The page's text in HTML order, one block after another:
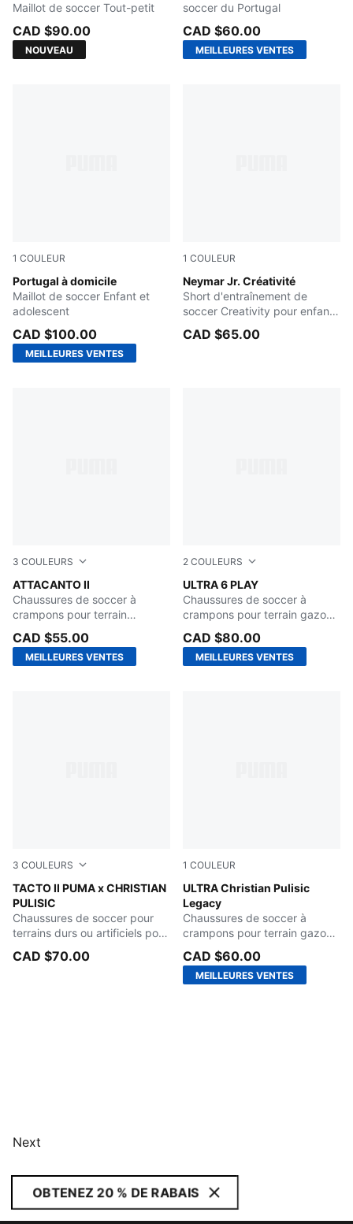
Maillot de soccer Tout-petit
CAD $90.00
NOUVEAU
soccer du Portugal
CAD $60.00
MEILLEURES VENTES
1 COULEUR
Portugal à domicile
Club Red-Green Lagoon
Maillot de soccer Enfant et
adolescent
CAD $100.00
MEILLEURES VENTES
1 COULEUR
Neymar Jr. Créativité
PUMA Black-Yellow Alert-
Short d'entraînement de
soccer Creativity pour enfants
et adolescents
CAD $65.00
3 COULEURS
ATTACANTO II
Mint Jelly-PUMA Black
Chaussures de soccer à
crampons pour terrain
dur/terrain artificiel Enfant et
adolescent
CAD $55.00
MEILLEURES VENTES
2 COULEURS
ULTRA 6 PLAY
Icy Blue-Blue Jewel
Chaussures de soccer à
crampons pour terrain gazon
ou tapis d'herbe artificielle
pour adolescents
CAD $80.00
MEILLEURES VENTES
3 COULEURS
TACTO II PUMA x CHRISTIAN
PULISIC
PUMA Red-PUMA Black
Chaussures de soccer pour
terrains durs ou artificiels pour
enfants
CAD $70.00
1 COULEUR
ULTRA Christian Pulisic
Legacy
Deep Aqua-Marine Blue-
Chaussures de soccer à
crampons pour terrain gazon
ou tapis d'herbe artificielle
pour enfants
CAD $60.00
MEILLEURES VENTES
Next
OBTENEZ 20 % DE RABAIS